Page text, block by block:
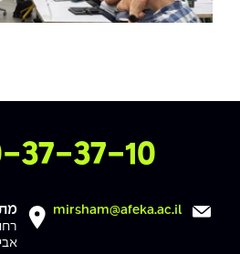
צרו
37-37-10
mirsham@afeka.ac.il